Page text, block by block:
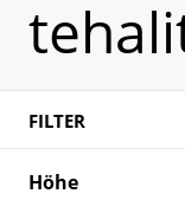
FILTER
Höhe